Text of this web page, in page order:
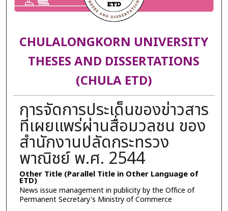
CHULALONGKORN UNIVERSITY
THESES AND DISSERTATIONS
(CHULA ETD)
การจัดการประเด็นของข่าวสาร
ที่เผยแพร่ผ่านสื่อมวลชน ของ
สำนักงานปลัดกระทรวง
พาณิชย์ พ.ศ. 2544
Other Title (Parallel Title in Other Language of
ETD)
News issue management in publicity by the Office of
Permanent Secretary's Ministry of Commerce